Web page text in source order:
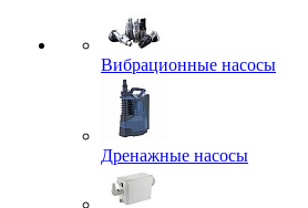
Вибрационные насосы
Дренажные насосы